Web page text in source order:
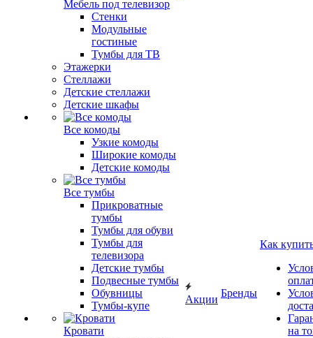
Мебель под телевизор
Стенки
Модульные
гостиные
Тумбы для ТВ
Этажерки
Стеллажи
Детские стеллажи
Детские шкафы
Все комоды
Узкие комоды
Широкие комоды
Детские комоды
Все тумбы
Прикроватные
тумбы
Тумбы для обуви
Тумбы для
телевизора
Детские тумбы
Подвесные тумбы
Обувницы
Тумбы-купе
Кровати
Акции
Бренды
Как
на